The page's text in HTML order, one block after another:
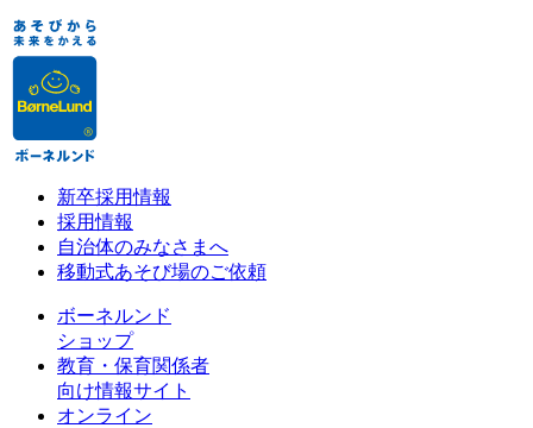
新卒採用情報
採用情報
自治体のみなさまへ
移動式あそび場のご依頼
ボーネルンド
ショップ
教育・保育関係者
向け情報サイト
オンライン